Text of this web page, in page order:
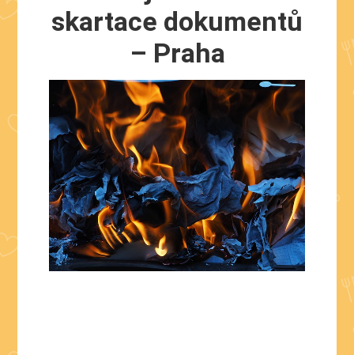
skartace dokumentů
– Praha